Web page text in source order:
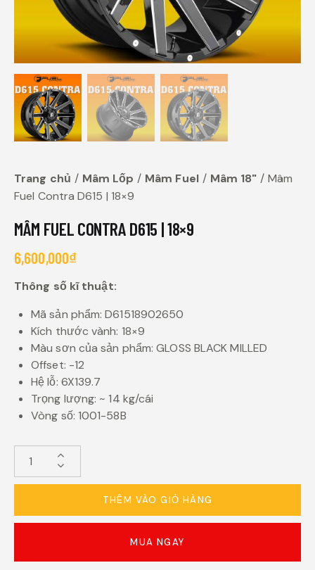
Trang chủ Mâm Lốp Mâm Fuel Mâm 18"
Mâm
Fuel Contra D615 | 18×9
MÂM FUEL CONTRA D615 | 18×9
6,600,000₫
Thông số kĩ thuật:
Mã sản phẩm: D61518902650
Kích thước vành: 18×9
Màu sơn của sản phẩm: GLOSS BLACK MILLED
Offset: -12
Hệ lỗ: 6X139.7
Trọng lượng: ~ 14 kg/cái
Vòng số: 1001-58B
THÊM VÀO GIỎ HÀNG
MUA NGAY